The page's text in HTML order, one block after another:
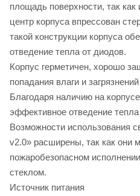
площадь поверхности, так
центр корпуса впрессован
такой конструкции корпуса
отведение тепла от диодов.
Корпус герметичен, хорошо
попадания влаги и
Благодаря наличию на
эффективное отведение
Возможности использования
v2.0» расширены, так как они
пожаробезопасном
стеклом.
Источник питания